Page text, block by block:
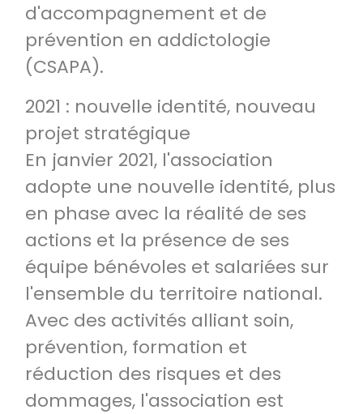
d'accompagnement et de
prévention en addictologie
(CSAPA).
2021 : nouvelle identité, nouveau
projet stratégique
En janvier 2021, l'association
adopte une nouvelle identité, plus
en phase avec la réalité de ses
actions et la présence de ses
équipe bénévoles et salariées sur
l'ensemble du territoire national.
Avec des activités alliant soin,
prévention, formation et
réduction des risques et des
dommages, l'association est